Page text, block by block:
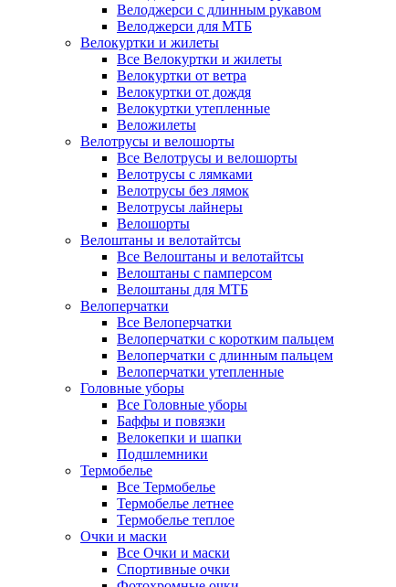
Велоджерси с длинным рукавом
Велоджерси для МТБ
Велокуртки и жилеты
Все Велокуртки и жилеты
Велокуртки от ветра
Велокуртки от дождя
Велокуртки утепленные
Веложилеты
Велотрусы и велошорты
Все Велотрусы и велошорты
Велотрусы с лямками
Велотрусы без лямок
Велотрусы лайнеры
Велошорты
Велоштаны и велотайтсы
Все Велоштаны и велотайтсы
Велоштаны с памперсом
Велоштаны для МТБ
Велоперчатки
Все Велоперчатки
Велоперчатки с коротким пальцем
Велоперчатки с длинным пальцем
Велоперчатки утепленные
Головные уборы
Все Головные уборы
Баффы и повязки
Велокепки и шапки
Подшлемники
Термобелье
Все Термобелье
Термобелье летнее
Термобелье теплое
Очки и маски
Все Очки и маски
Спортивные очки